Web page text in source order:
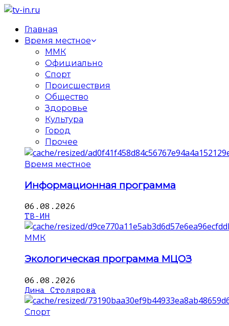
Главная
Время местное
ММК
Официально
Спорт
Происшествия
Общество
Здоровье
Культура
Город
Прочее
Время местное
Информационная программа
06.08.2026
ТВ-ИН
ММК
Экологическая программа МЦОЗ
06.08.2026
Дина Столярова
Спорт